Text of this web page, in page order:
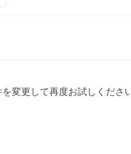
変更して再度お試しください